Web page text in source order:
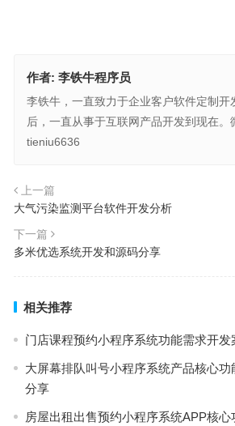
作者: 李铁牛程序员
李铁牛，一直致力于企业客户软件定制开
后，一直从事于互联网产品开发到现在。
tieniu6636
上一篇
大气污染监测平台软件开发分析
下一篇
多米优选系统开发和源码分享
相关推荐
门店课程预约小程序系统功能需求开发
大屏幕排队叫号小程序系统产品核心
分享
房屋出租出售预约小程序系统APP核